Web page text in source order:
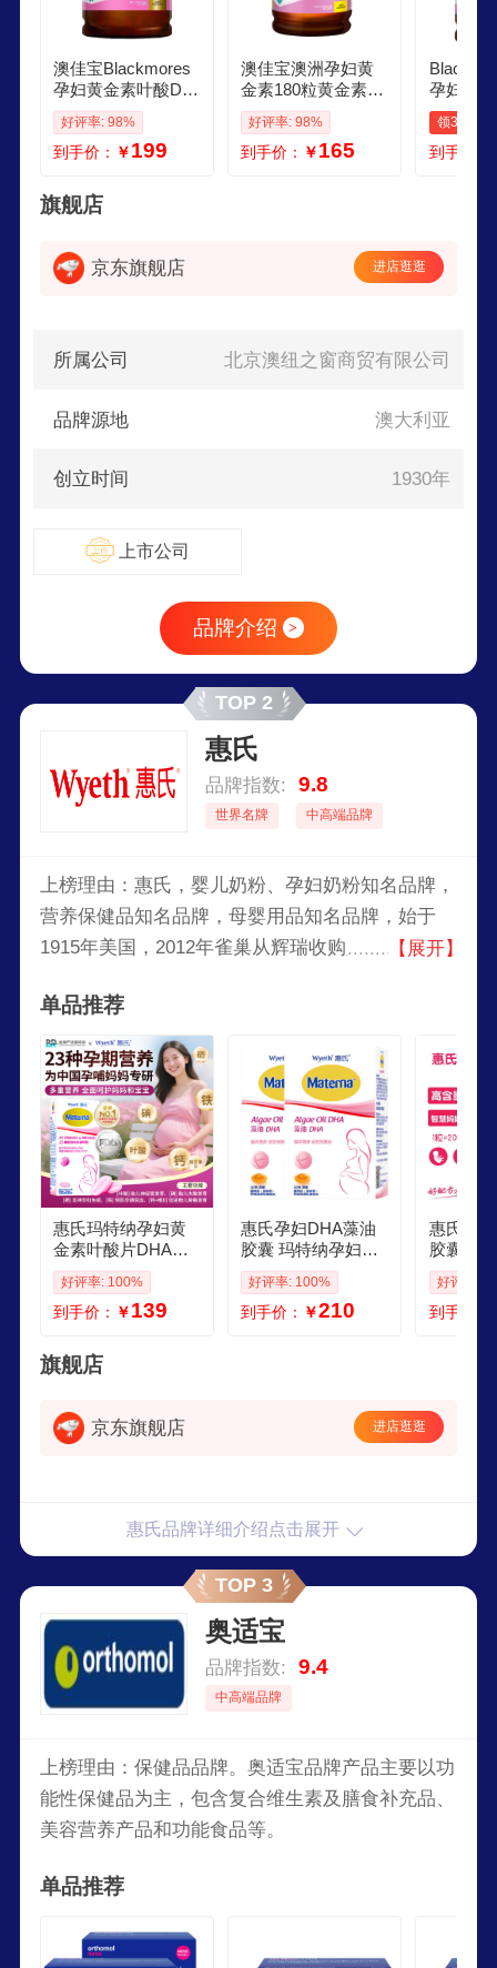
澳佳宝Blackmores
孕妇黄金素叶酸DH
A备孕哺乳期营养复
合黄金维生素孕黄
素 澳洲进口 叶酸D
粒1瓶
好评率: 98%
到手价： ￥199
澳佳宝澳洲孕妇黄
金素180粒黄金素孕
妇叶酸DHA孕期哺
乳期营养多种维生
素 澳佳宝孕妇黄金
好评率: 98%
到手价： ￥165
孕妇黄
多维片
乳期复
叶酸缓
领30元券
到手价：
旗舰店
京东旗舰店 进店逛逛
所属公司 北京澳纽之窗商贸有限公司
品牌源地 澳大利亚
创立时间 1930年
上市公司
品牌介绍 >
TOP 2
惠氏
品牌指数: 9.8
世界名牌 中高端品牌
上榜理由：惠氏，婴儿奶粉、孕妇奶粉知名品牌，
营养保健品知名品牌，母婴用品知名品牌，始于
1915年美国，2012年雀巢从辉瑞收购入旗下，全
为全球宝宝不断创造业界领先的高品质、高安全性
的婴幼儿配方奶粉。
【展开】
单品推荐
惠氏玛特纳孕妇黄
金素叶酸片DHA孕
期备孕进口孕妈专
用胎儿藻油DHA 叶
酸100粒
好评率: 100%
到手价： ￥139
惠氏孕妇DHA藻油
胶囊 玛特纳孕妇黄
金素DHA孕早中晚
期备孕哺乳期 孕期
0粒新港版
好评率: 100%
到手价： ￥210
惠氏孕
胶囊 玛
金素
期备孕
0粒新港
好评率:
到手价：
旗舰店
京东旗舰店 进店逛逛
惠氏品牌详细介绍点击展开
TOP 3
奥适宝
品牌指数: 9.4
中高端品牌
上榜理由：保健品品牌。奥适宝品牌产品主要以功
能性保健品为主，包含复合维生素及膳食补充品、
美容营养产品和功能食品等。
单品推荐